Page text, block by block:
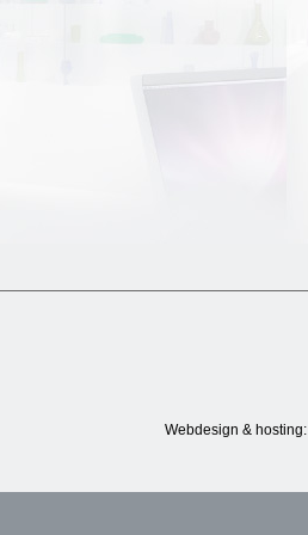
Webdesign & hosting: